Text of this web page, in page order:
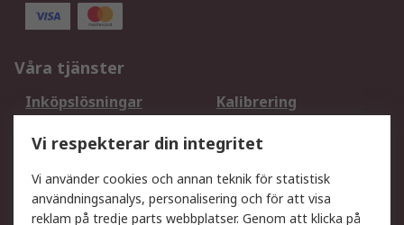
Våra tjänster
Inköpslösningar
Kalibrering
DesignSpark
Teknisk Support
Ditt lokala säljteam
Exportlösningar
Vi respekterar din integritet
Vi använder cookies och annan teknik för statistisk
användningsanalys, personalisering och för att visa
reklam på tredje parts webbplatser. Genom att klicka på